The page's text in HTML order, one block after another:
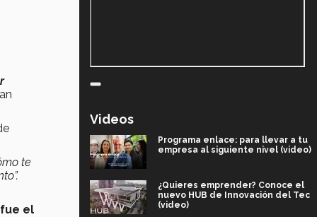
te
fue el
Videos
Programa enlace: para llevar a tu
empresa al siguiente nivel (video)
¿Quieres emprender? Conoce el
nuevo HUB de Innovación del Tec
(video)